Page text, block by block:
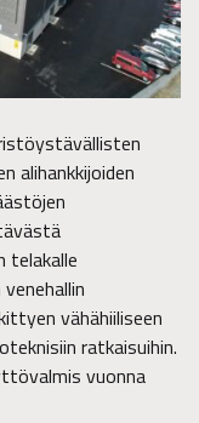
alihankkijoiden
telakalle
vähähiiliseen
ratkaisuihin.
vuonna